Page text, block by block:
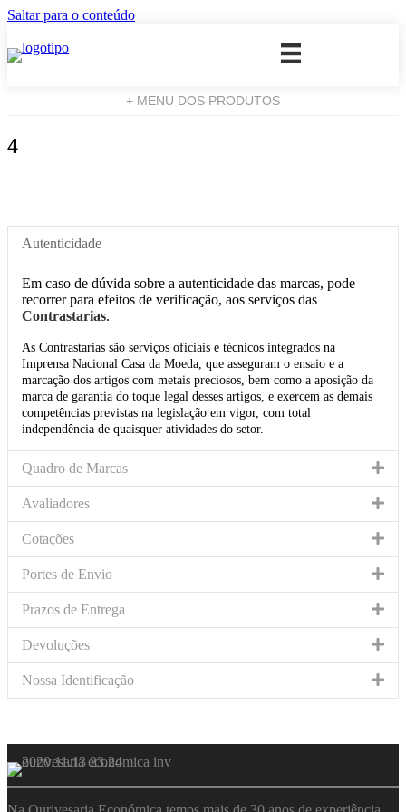
Saltar para o conteúdo
+ MENU DOS PRODUTOS
4
Autenticidade
Em caso de dúvida sobre a autenticidade das marcas, pode
recorrer para efeitos de verificação, aos serviços das
Contrastarias.
As Contrastarias são serviços oficiais e técnicos integrados na
Imprensa Nacional Casa da Moeda, que asseguram o ensaio e a
marcação dos artigos com metais preciosos, bem como a aposição da
marca de garantia do toque legal desses artigos, e exercem as demais
competências previstas na legislação em vigor, com total
independência de quaisquer atividades do setor.
Quadro de Marcas
Avaliadores
Cotações
Portes de Envio
Prazos de Entrega
Devoluções
Nossa Identificação